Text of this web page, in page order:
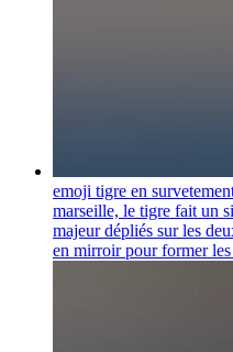
emoji tigre en
marseille, le tigre fait un
majeur dépliés sur les
en mirroir pour former